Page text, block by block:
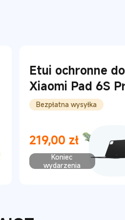
Etui ochronne do
Xiaomi Pad 6S
(Czarny)
Bezpłatna wysyłka
219,00 zł
Koniec
wydarzenia